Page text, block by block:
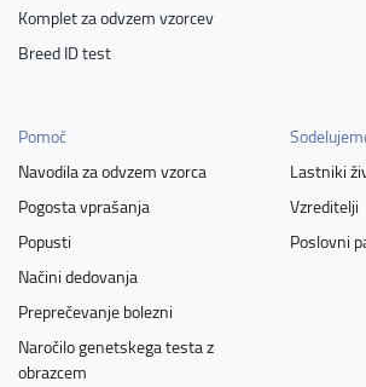
Komplet za odvzem vzorcev
Breed ID test
Pomoč
Navodila za odvzem vzorca
Pogosta vprašanja
Popusti
Načini dedovanja
Preprečevanje bolezni
Naročilo genetskega testa z
obrazcem
Lastniki
Vzreditelji
Poslovni